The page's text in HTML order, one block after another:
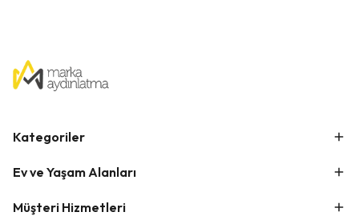
Kategoriler
Ev ve Yaşam Alanları
Müşteri Hizmetleri